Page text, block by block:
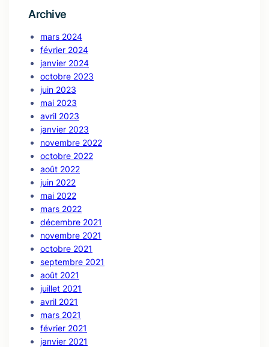
Archive
mars 2024
février 2024
janvier 2024
octobre 2023
juin 2023
mai 2023
avril 2023
janvier 2023
novembre 2022
octobre 2022
août 2022
juin 2022
mai 2022
mars 2022
décembre 2021
novembre 2021
octobre 2021
septembre 2021
août 2021
juillet 2021
avril 2021
mars 2021
février 2021
janvier 2021